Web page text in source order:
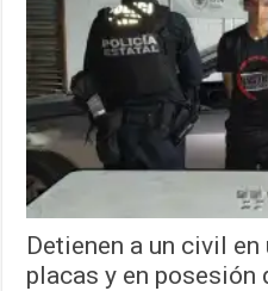
Detienen a un civil
placas y en posesión